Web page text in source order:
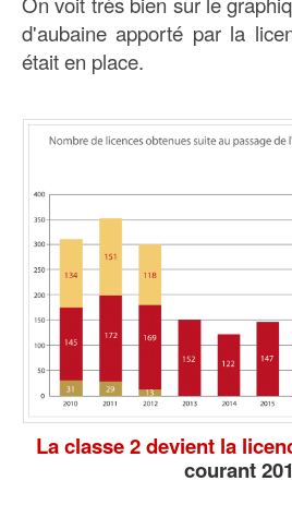
d'aubaine apporté par la
était en place.
La classe 2 devient la
courant